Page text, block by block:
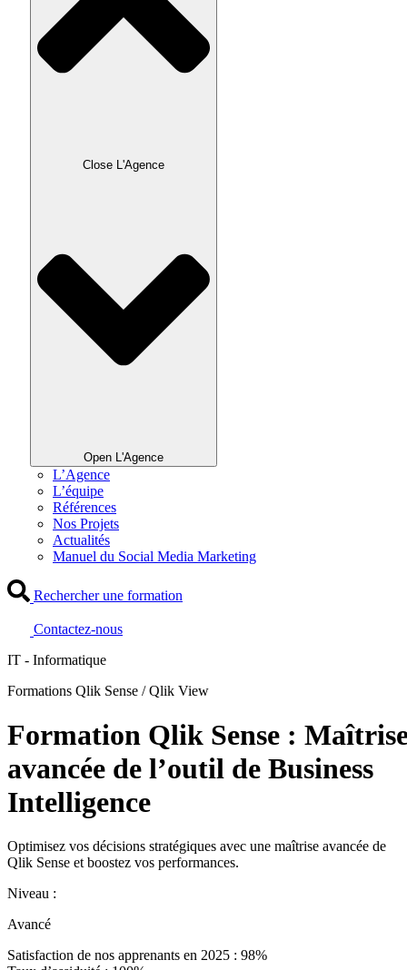
Close L'Agence
Open L'Agence
L’Agence
L’équipe
Références
Nos Projets
Actualités
Manuel du Social Media Marketing
Rechercher une formation
Contactez-nous
IT - Informatique
Formations Qlik Sense / Qlik View
Formation Qlik Sense :
avancée de l’outil de Business
Intelligence
Optimisez vos décisions stratégiques avec une maîtrise avancée de
Qlik Sense et boostez vos performances.
Niveau :
Avancé
Satisfaction de nos apprenants en 2025 : 98%